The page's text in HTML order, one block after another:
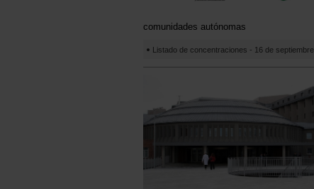
comunidades autónomas
Listado de concentraciones - 16 de septiembre